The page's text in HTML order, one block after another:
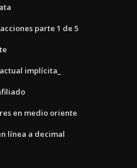
parte 1 de 5
implícita_
en medio oriente
línea a decimal